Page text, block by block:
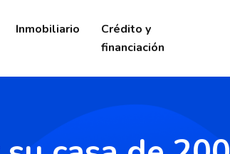
Inmobiliario
Crédito y
financiación